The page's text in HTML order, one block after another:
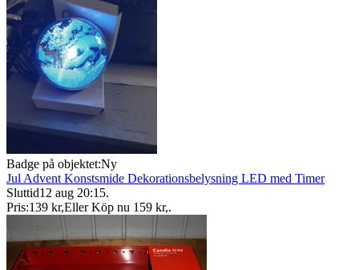
Badge på objektet:Ny
Jul Advent Konstsmide Dekorationsbelysning LED med Timer
Sluttid12 aug 20:15.
Pris:139 kr,Eller Köp nu 159 kr,.